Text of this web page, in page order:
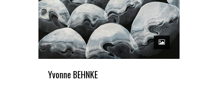
Yvonne BEHNKE